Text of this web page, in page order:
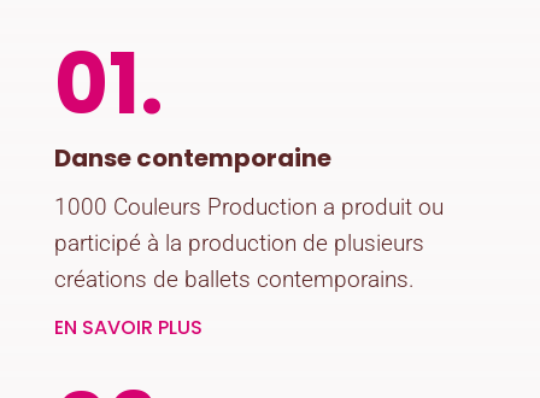
01.
Danse contemporaine
1000 Couleurs Production a produit ou
participé à la production de plusieurs
créations de ballets contemporains.
EN SAVOIR PLUS